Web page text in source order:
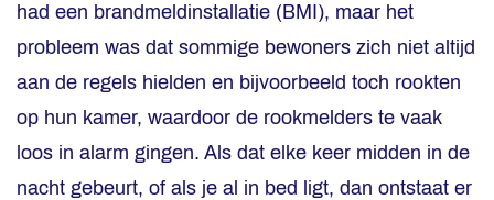
had een brandmeldinstallatie (BMI), maar het
probleem was dat sommige bewoners zich niet altijd
aan de regels hielden en bijvoorbeeld toch rookten
op hun kamer, waardoor de rookmelders te vaak
loos in alarm gingen. Als dat elke keer midden in de
nacht gebeurt, of als je al in bed ligt, dan ontstaat er